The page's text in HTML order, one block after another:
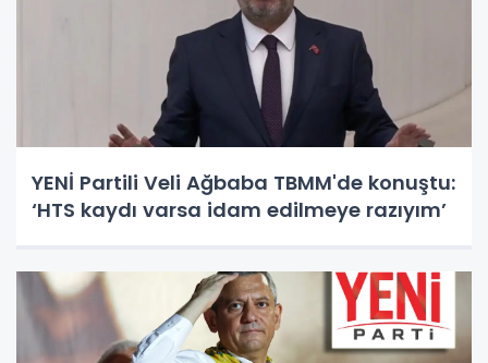
YENİ Partili Veli Ağbaba TBMM'de konuştu:
‘HTS kaydı varsa idam edilmeye razıyım’